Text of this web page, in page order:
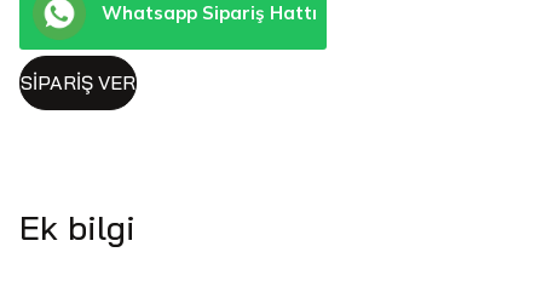
Whatsapp Sipariş Hattı
SIPARIŞ VER
Ek bilgi